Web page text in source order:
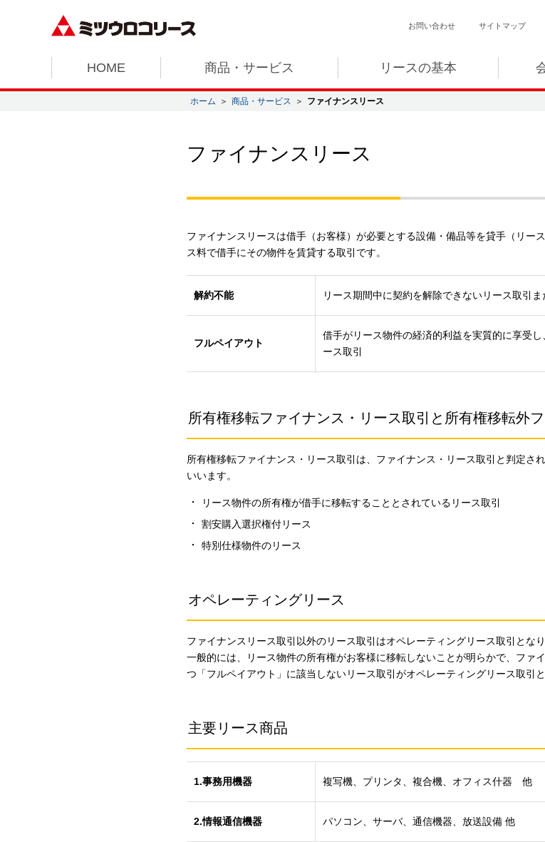
お問い合わせ サイトマップ
HOME 商品・サービス リースの基本
ホーム ＞ 商品・サービス ＞ ファイナンスリース
ファイナンスリース
ファイナンスリースは借手（お客様）が必要とする設備・備品等を貸手（リー
ス料で借手にその物件を賃貸する取引です。
解約不能 リース期間中に契約を解除できないリース取引ま
フルペイアウト
借手がリース物件の経済的利益を実質的に享受
ース取引
所有権移転ファイナンス・リース取引と所有権移転外
所有権移転ファイナンス・リース取引は、ファイナンス・リース取引と判定さ
いいます。
リース物件の所有権が借手に移転することとされているリース取引
割安購入選択権付リース
特別仕様物件のリース
オペレーティングリース
ファイナンスリース取引以外のリース取引はオペレーティングリース取引となり
一般的には、リース物件の所有権がお客様に移転しないことが明らかで、ファ
つ「フルペイアウト」に該当しないリース取引がオペレーティングリース取引と
主要リース商品
1.事務用機器 複写機、プリンタ、複合機、オフィス什器 他
2.情報通信機器 パソコン、サーバ、通信機器、放送設備 他